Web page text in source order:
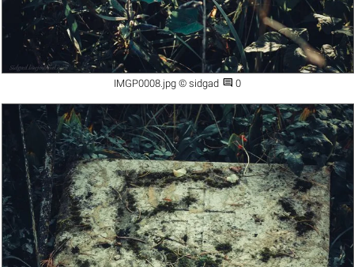
IMGP0008.jpg © sidgad  0